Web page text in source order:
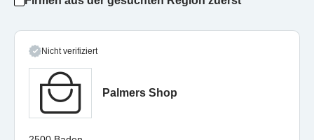
Nicht verifiziert
Palmers Shop